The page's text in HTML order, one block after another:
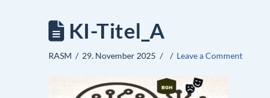
KI-Titel_A
RASM 29. November 2025 Leave a Comment